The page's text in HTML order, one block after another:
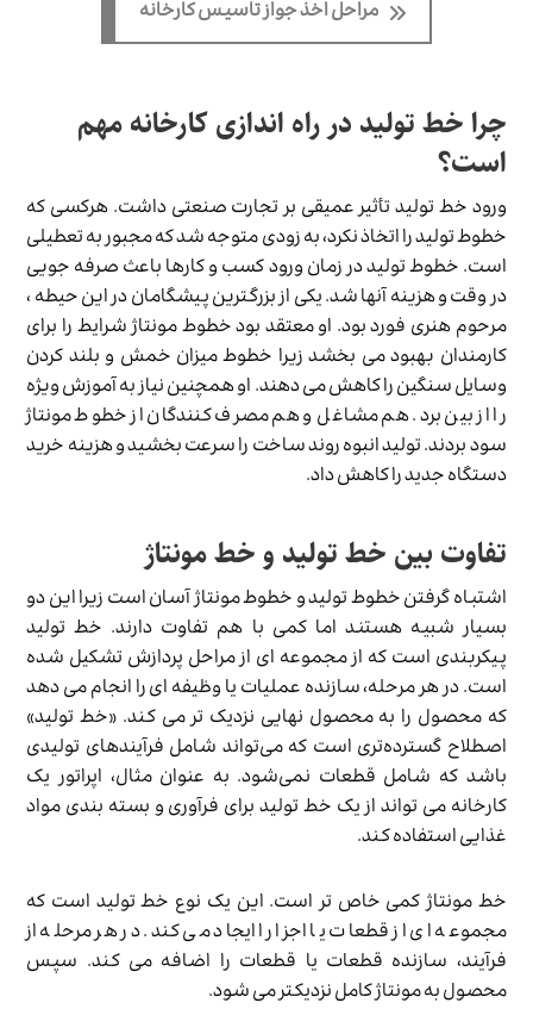
مراحل اخذ جواز تاسیس کارخانه
چرا خط تولید در راه اندازی کارخانه مهم
است؟
ورود خط تولید تأثیر عمیقی بر تجارت صنعتی داشت. هرکسی که
خطوط تولید را اتخاذ نکرد، به زودی متوجه شد که مجبور به تعطیلی
است. خطوط تولید در زمان ورود کسب و کارها باعث صرفه جویی
در وقت و هزینه آنها شد. یکی از بزرگترین پیشگامان در این حیطه ،
مرحوم هنری فورد بود. او معتقد بود خطوط مونتاژ شرایط را برای
کارمندان بهبود می بخشد زیرا خطوط میزان خمش و بلند کردن
وسایل سنگین را کاهش می دهند. او همچنین نیاز به آموزش ویژه
را از بین برد. هم مشاغل و هم مصرف کنندگان از خطوط مونتاژ
سود بردند. تولید انبوه روند ساخت را سرعت بخشید و هزینه خرید
دستگاه جدید را کاهش داد.
تفاوت بین خط تولید و خط مونتاژ
اشتباه گرفتن خطوط تولید و خطوط مونتاژ آسان است زیرا این دو
بسیار شبیه هستند اما کمی با هم تفاوت دارند. خط تولید
پیکربندی است که از مجموعه ای از مراحل پردازش تشکیل شده
است. در هر مرحله، سازنده عملیات یا وظیفه ای را انجام می دهد
که محصول را به محصول نهایی نزدیک تر می کند. «خط تولید»
اصطلاح گسترده‌تری است که می‌تواند شامل فرآیندهای تولیدی
باشد که شامل قطعات نمی‌شود. به عنوان مثال، اپراتور یک
کارخانه می تواند از یک خط تولید برای فرآوری و بسته بندی مواد
غذایی استفاده کند.
خط مونتاژ کمی خاص تر است. این یک نوع خط تولید است که
مجموعه ای از قطعات یا اجزا را ایجاد می کند. در هر مرحله از
فرآیند، سازنده قطعات یا قطعات را اضافه می کند. سپس
محصول به مونتاژ کامل نزدیکتر می شود.